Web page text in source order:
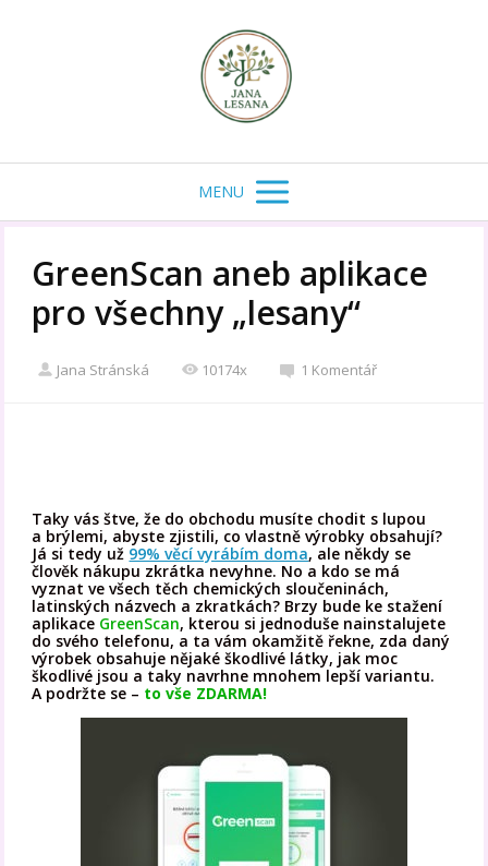
MENU
GreenScan aneb aplikace
pro všechny „lesany“
Jana Stránská 10174x 1 Komentář
Taky vás štve, že do obchodu musíte chodit s lupou
a brýlemi, abyste zjistili, co vlastně výrobky obsahují?
Já si tedy už 99% věcí vyrábím doma, ale někdy se
člověk nákupu zkrátka nevyhne. No a kdo se má
vyznat ve všech těch chemických sloučeninách,
latinských názvech a zkratkách? Brzy bude ke stažení
aplikace GreenScan, kterou si jednoduše nainstalujete
do svého telefonu, a ta vám okamžitě řekne, zda daný
výrobek obsahuje nějaké škodlivé látky, jak moc
škodlivé jsou a taky navrhne mnohem lepší variantu.
A podržte se – to vše ZDARMA!